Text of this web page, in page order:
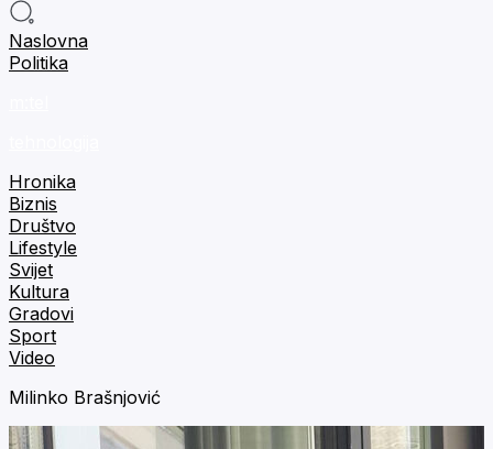
Naslovna
Politika
Hronika
Biznis
Društvo
Lifestyle
Svijet
Kultura
Gradovi
Sport
Video
Milinko Brašnjović